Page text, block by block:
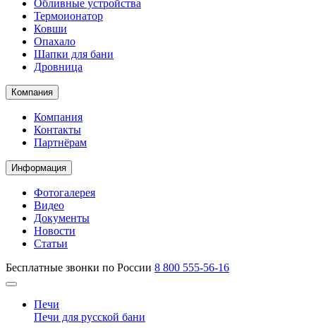
Обливные устройства
Термоионатор
Ковши
Опахало
Шапки для бани
Дровница
Компания
Компания
Контакты
Партнёрам
Информация
Фотогалерея
Видео
Документы
Новости
Статьи
Бесплатные звонки по России 8 800 555-56-16
Печи
Печи для русской бани